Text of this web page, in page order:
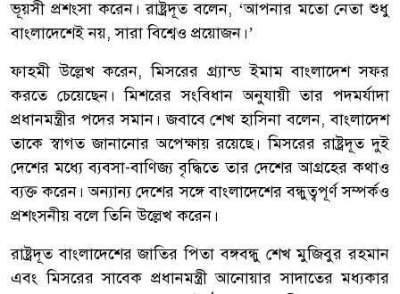
ভূয়সী প্রশংসা করেন। রাষ্ট্রদূত বলেন, ‘আপনার মতো নেতা শুধু
বাংলাদেশেই নয়, সারা বিশ্বেও প্রয়োজন।’
ফাহমী উল্লেখ করেন, মিসরের গ্র্যান্ড ইমাম বাংলাদেশ সফর
করতে চেয়েছেন। মিশরের সংবিধান অনুযায়ী তার পদমর্যাদা
প্রধানমন্ত্রীর পদের সমান। জবাবে শেখ হাসিনা বলেন, বাংলাদেশ
তাকে স্বাগত জানানোর অপেক্ষায় রয়েছে। মিসরের রাষ্ট্রদূত দুই
দেশের মধ্যে ব্যবসা-বাণিজ্য বৃদ্ধিতে তার দেশের আগ্রহের কথাও
ব্যক্ত করেন। অন্যান্য দেশের সঙ্গে বাংলাদেশের বন্ধুত্বপূর্ণ সম্পর্কও
প্রশংসনীয় বলে তিনি উল্লেখ করেন।
রাষ্ট্রদূত বাংলাদেশের জাতির পিতা বঙ্গবন্ধু শেখ মুজিবুর রহমান
এবং মিসরের সাবেক প্রধানমন্ত্রী আনোয়ার সাদাতের মধ্যকার